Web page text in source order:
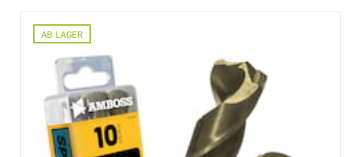
Ihre Anschrift
Firma:
Name*:
e-mail*:
Zustimmung zur Datenverarbeitung
AB LAGER